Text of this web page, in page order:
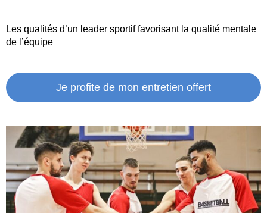
Les qualités d’un leader sportif favorisant la qualité mentale
de l’équipe
Je profite de mon entretien offert